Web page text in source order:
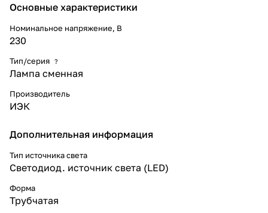
и панели.
Основные характеристики
Номинальное напряжение, В
230
Тип/серия ?
Лампа сменная
Производитель
ИЭК
Дополнительная информация
Тип источника света
Светодиод. источник света (LED)
Форма
Трубчатая